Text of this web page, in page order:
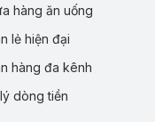
hàng ăn uống
lẻ hiện đại
hàng đa kênh
dòng tiền